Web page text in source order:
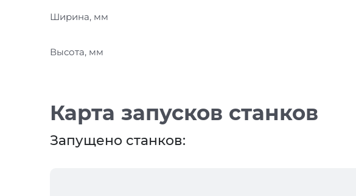
Ширина, мм
Высота, мм
Карта запусков станков
Запущено станков: